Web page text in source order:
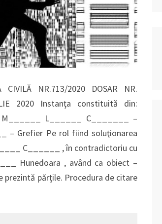
CIVILĂ NR.713/2020 DOSAR NR.
2020 Instanţa constituită din:
M______ L______ C_______ –
– Grefier Pe rol fiind soluţionarea
C______ , în contradictoriu cu
Hunedoara , având ca obiect –
prezintă părţile. Procedura de citare